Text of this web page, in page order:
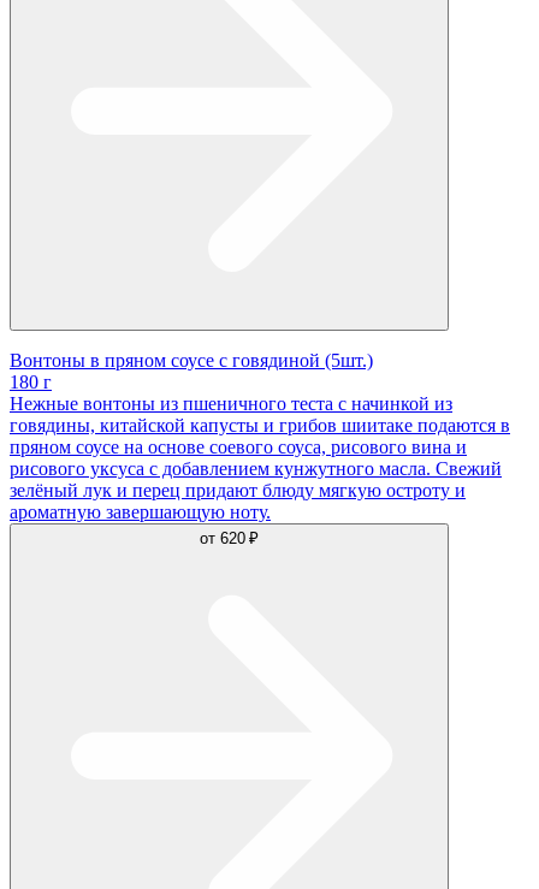
Вонтоны в пряном соусе с говядиной (5шт.)
180 г
Нежные вонтоны из пшеничного теста с начинкой из
говядины, китайской капусты и грибов шиитаке подаются в
пряном соусе на основе соевого соуса, рисового вина и
рисового уксуса с добавлением кунжутного масла. Свежий
зелёный лук и перец придают блюду мягкую остроту и
ароматную завершающую ноту.
от 620 ₽